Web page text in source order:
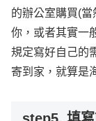
的辦公室購買(
你，或者其實一
規定寫好自己的
寄到家，就算是